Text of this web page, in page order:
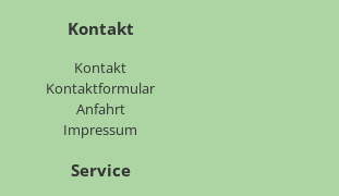
Kontakt
Kontakt
Kontaktformular
Anfahrt
Impressum
Service